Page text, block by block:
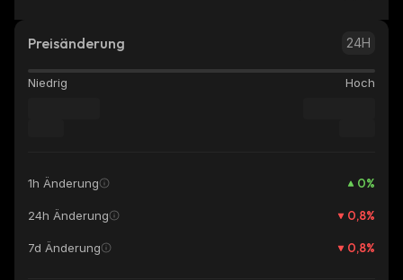
Preisänderung 24H
Niedrig Hoch
1h Änderung 0%
24h Änderung 0,8%
7d Änderung 0,8%